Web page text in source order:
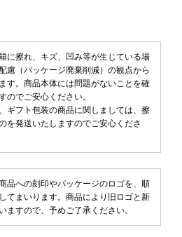
に擦れ、キズ、凹み等が生じている場
慮（パッケージ廃棄削減）の観点から
す。商品本体には問題がないことを確
のでご安心ください。
ギフト包装の商品に関しましては、擦
を発送いたしますのでご安心くださ
品への刻印やパッケージのロゴを、順
てまいります。商品により旧ロゴと新
ますので、予めご了承ください。